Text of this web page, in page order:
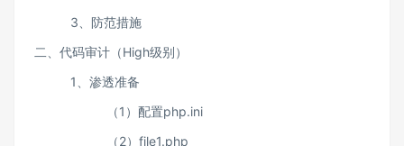
3、防范措施
二、代码审计（High级别）
1、渗透准备
（1）配置php.ini
（2）file1.php